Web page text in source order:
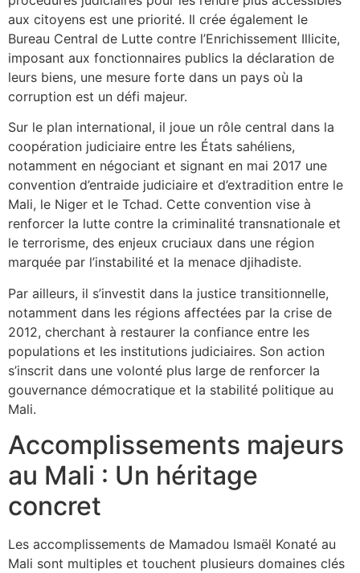
aux citoyens est une priorité. Il crée également le
Bureau Central de Lutte contre l’Enrichissement Illicite,
imposant aux fonctionnaires publics la déclaration de
leurs biens, une mesure forte dans un pays où la
corruption est un défi majeur.
Sur le plan international, il joue un rôle central dans la
coopération judiciaire entre les États sahéliens,
notamment en négociant et signant en mai 2017 une
convention d’entraide judiciaire et d’extradition entre le
Mali, le Niger et le Tchad. Cette convention vise à
renforcer la lutte contre la criminalité transnationale et
le terrorisme, des enjeux cruciaux dans une région
marquée par l’instabilité et la menace djihadiste.
Par ailleurs, il s’investit dans la justice transitionnelle,
notamment dans les régions affectées par la crise de
2012, cherchant à restaurer la confiance entre les
populations et les institutions judiciaires. Son action
s’inscrit dans une volonté plus large de renforcer la
gouvernance démocratique et la stabilité politique au
Mali.
Accomplissements majeurs
au Mali : Un héritage
concret
Les accomplissements de Mamadou Ismaël Konaté au
Mali sont multiples et touchent plusieurs domaines clés